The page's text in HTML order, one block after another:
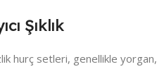
Şıklık
hurç setleri, genellikle